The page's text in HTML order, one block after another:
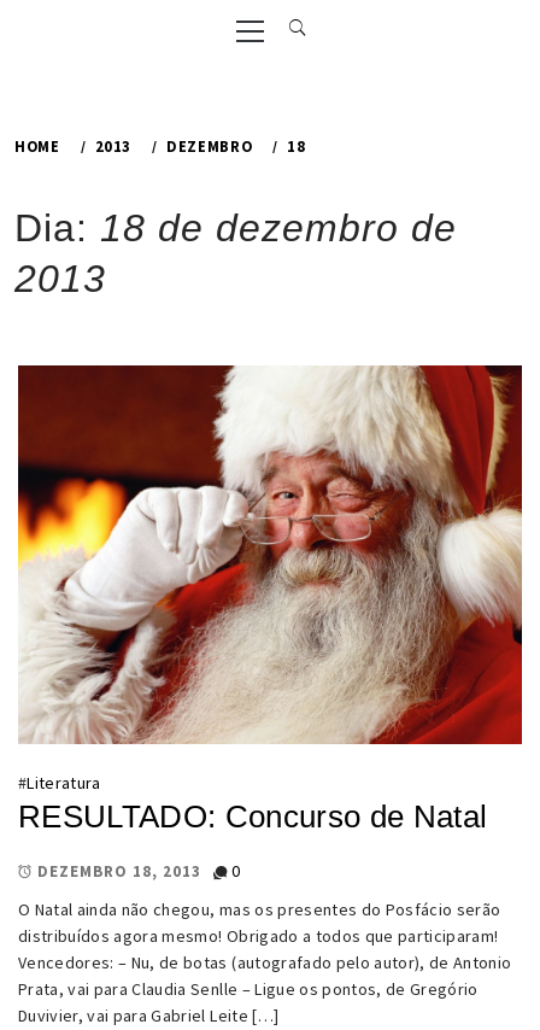
Primary
Menu
HOME 2013 DEZEMBRO 18
Dia: 18 de dezembro de
2013
#Literatura
RESULTADO: Concurso de Natal
DEZEMBRO 18, 2013
0
O Natal ainda não chegou, mas os presentes do Posfácio serão
distribuídos agora mesmo! Obrigado a todos que participaram!
Vencedores: – Nu, de botas (autografado pelo autor), de Antonio
Prata, vai para Claudia Senlle – Ligue os pontos, de Gregório
Duvivier, vai para Gabriel Leite […]